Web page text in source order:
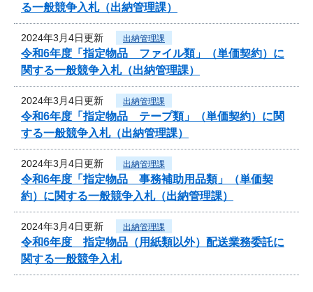
る一般競争入札（出納管理課）
2024年3月4日更新 出納管理課
令和6年度「指定物品 ファイル類」（単価契約）に
関する一般競争入札（出納管理課）
2024年3月4日更新 出納管理課
令和6年度「指定物品 テープ類」（単価契約）に関
する一般競争入札（出納管理課）
2024年3月4日更新 出納管理課
令和6年度「指定物品 事務補助用品類」（単価契
約）に関する一般競争入札（出納管理課）
2024年3月4日更新 出納管理課
令和6年度 指定物品（用紙類以外）配送業務委託に
関する一般競争入札